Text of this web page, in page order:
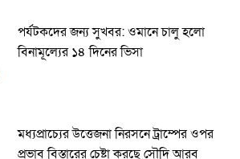
পর্যটকদের জন্য সুখবর: ওমানে চালু হলো
বিনামূল্যের ১৪ দিনের ভিসা
মধ্যপ্রাচ্যের উত্তেজনা নিরসনে ট্রাম্পের ওপর
প্রভাব বিস্তারের চেষ্টা করছে সৌদি আরব